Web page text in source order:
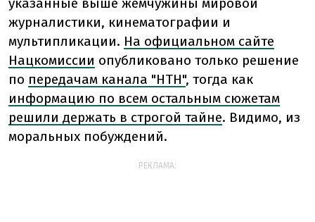
журналистики, кинематографии и
мультипликации. На официальном сайте
Нацкомиссии опубликовано только решение
по передачам канала "НТН", тогда как
информацию по всем остальным сюжетам
решили держать в строгой тайне. Видимо, из
моральных побуждений.
РЕКЛАМА: